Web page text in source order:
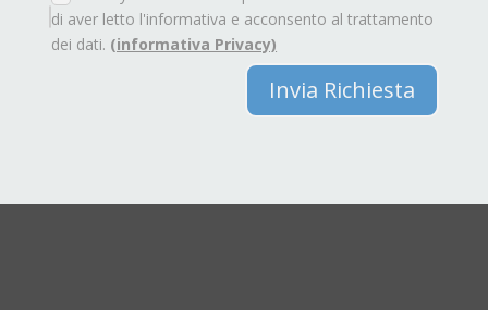
di aver letto l'informativa e acconsento al trattamento
dei dati. (informativa Privacy)
Invia Richiesta